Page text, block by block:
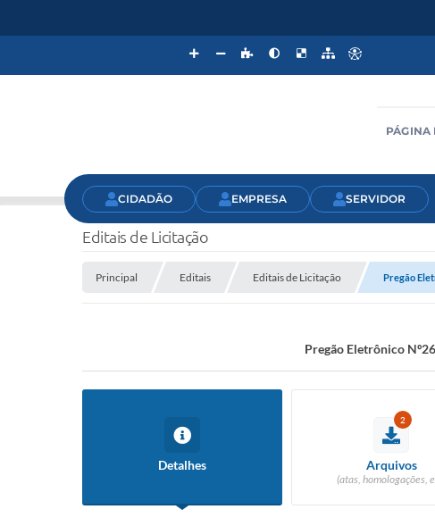
PÁGINA
CIDADÃO EMPRESA SERVIDOR
Editais de Licitação
Principal Editais Editais de Licitação Pregão
Pregão Eletrônico
Detalhes
2
Arquivos
(atas, homologações,